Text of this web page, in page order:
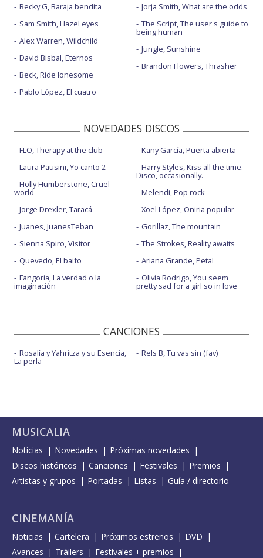
Becky G, Baraja bendita
Sam Smith, Hazel eyes
Alex Warren, Wildchild
David Bisbal, Eternos
Beck, Ride lonesome
Pablo López, El cuatro
Jorja Smith, What are the odds
The Script, The user's guide to
being human
Jungle, Sunshine
Brandon Flowers, Thrasher
NOVEDADES DISCOS
FLO, Therapy at the club
Laura Pausini, Yo canto 2
Holly Humberstone, Cruel
world
Jorge Drexler, Taracá
Juanes, JuanesTeban
Sienna Spiro, Visitor
Quevedo, El baifo
Fangoria, La verdad o la
imaginación
Kany García, Puerta abierta
Harry Styles, Kiss all the time.
Disco, occasionally.
Melendi, Pop rock
Xoel López, Oniria popular
Gorillaz, The mountain
The Strokes, Reality awaits
Ariana Grande, Petal
Olivia Rodrigo, You seem
pretty sad for a girl so in love
CANCIONES
Rosalía y Yahritza y su Esencia,
La perla
Rels B, Tu vas sin (fav)
MUSICALIA
Noticias Novedades
Próximas novedades
Discos históricos
Canciones Festivales
Premios
Artistas y grupos
Portadas Listas Guía / directorio
CINEMANÍA
Noticias Cartelera Próximos estrenos
DVD
Avances
Tráilers Festivales + premios